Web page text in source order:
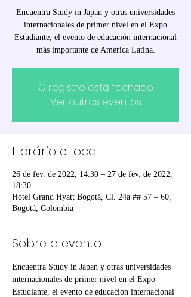
Encuentra Study in Japan y otras universidades
internacionales de primer nivel en el Expo
Estudiante, el evento de educación internacional
más importante de América Latina.
O registro está fechado
Ver outros eventos
Horário e local
26 de fev. de 2022, 14:30 – 27 de fev. de 2022,
18:30
Hotel Grand Hyatt Bogotá, Cl. 24a ## 57 – 60,
Bogotá, Colombia
Sobre o evento
Encuentra Study in Japan y otras universidades
internacionales de primer nivel en el Expo
Estudiante, el evento de educación internacional